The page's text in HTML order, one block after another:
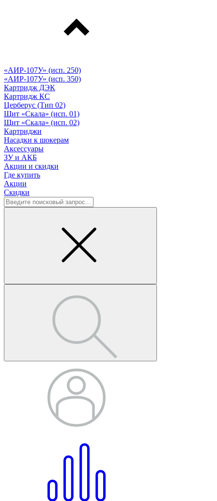
«АИР-107У» (исп. 250)
«АИР-107У» (исп. 350)
Картридж ДЭК
Картридж КС
Церберус (Тип 02)
Щит «Скала» (исп. 01)
Щит «Скала» (исп. 02)
Картриджи
Насадки к шокерам
Аксессуары
ЗУ и АКБ
Акции и скидки
Где купить
Акции
Скидки